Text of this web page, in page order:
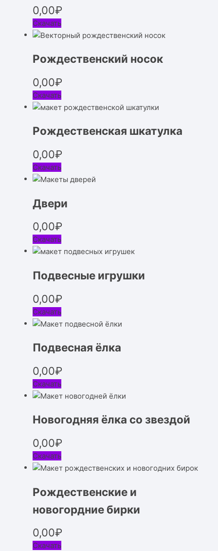
0,00₽
Скачать
Рождественский носок
0,00₽
Скачать
Рождественская шкатулка
0,00₽
Скачать
Двери
0,00₽
Скачать
Подвесные игрушки
0,00₽
Скачать
Подвесная ёлка
0,00₽
Скачать
Новогодняя ёлка со звездой
0,00₽
Скачать
Рождественские и
новогордние бирки
0,00₽
Скачать